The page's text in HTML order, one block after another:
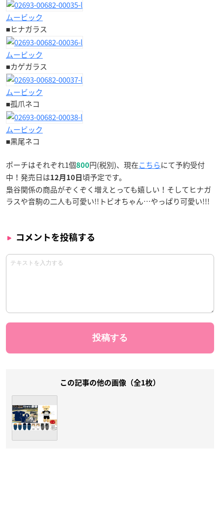
ムービック
■ヒナガラス
ムービック
■カゲガラス
ムービック
■孤爪ネコ
ムービック
■黒尾ネコ
ポーチはそれぞれ1個800円(税別)、現在こちらにて予約受付
中！発売日は12月10日 頃予定です。
梟谷関係の商品がぞくぞく増えとっても嬉しい！そしてヒナガ
ラスや音駒の二人も可愛い!!トビオちゃん…やっぱり可愛い!!!
コメントを投稿する
この記事の他の画像（全1枚）